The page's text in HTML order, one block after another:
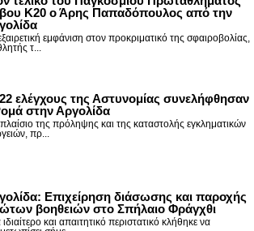
Κ20 ο Άρης Παπαδόπουλος από την
εμφάνιση στον προκριματικό της σφαιροβολίας,
τ...
ελέγχους της Αστυνομίας συνελήφθησαν
στην Αργολίδα
της πρόληψης και της καταστολής εγκληματικών
πρ...
Επιχείρηση διάσωσης και παροχής
βοηθειών στο Σπήλαιο Φράγχθι
και απαιτητικό περιστατικό κλήθηκε να